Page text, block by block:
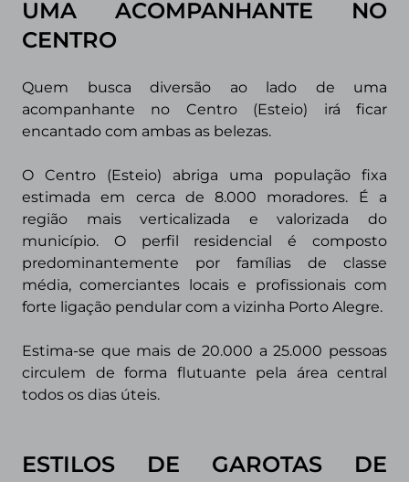
UMA ACOMPANHANTE NO
CENTRO
Quem busca diversão ao lado de uma
acompanhante no Centro (Esteio) irá ficar
encantado com ambas as belezas.
O Centro (Esteio) abriga uma população fixa
estimada em cerca de 8.000 moradores. É a
região mais verticalizada e valorizada do
município. O perfil residencial é composto
predominantemente por famílias de classe
média, comerciantes locais e profissionais com
forte ligação pendular com a vizinha Porto Alegre.
Estima-se que mais de 20.000 a 25.000 pessoas
circulem de forma flutuante pela área central
todos os dias úteis.
ESTILOS DE GAROTAS DE